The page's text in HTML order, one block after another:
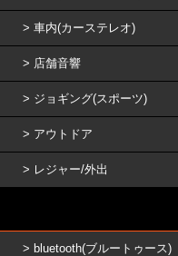
車内(カーステレオ)
店舗音響
ジョギング(スポーツ)
アウトドア
レジャー/外出
bluetooth(ブルートゥース)